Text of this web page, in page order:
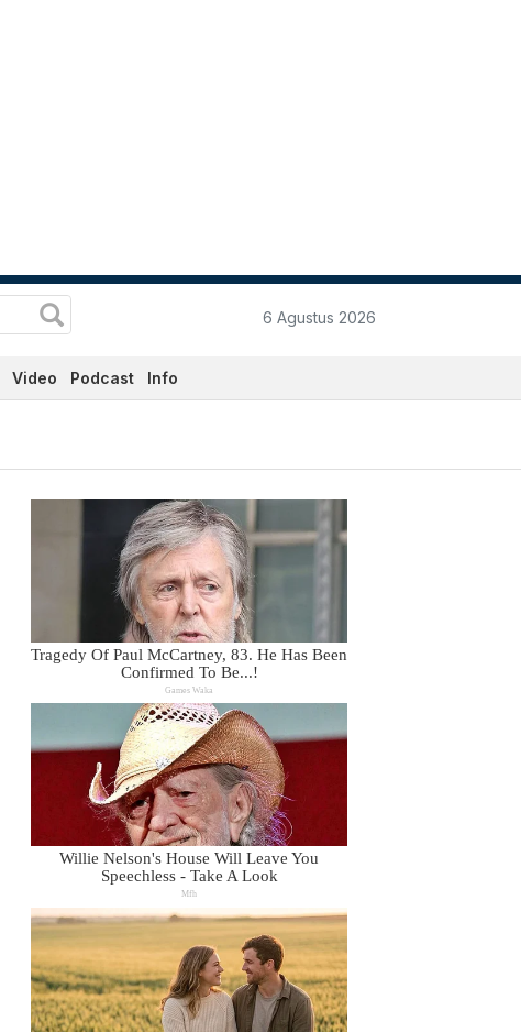
6 Agustus 2026
Video Podcast Info